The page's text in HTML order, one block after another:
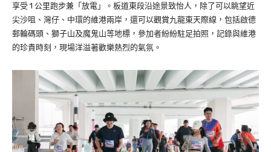
享受 1 公里跑步兼「放電」。板道東段沿途景致怡人，除了可以眺望近
尖沙咀、灣仔、中環的維港兩岸，還可以觀賞九龍東天際線，包括啟德
郵輪碼頭、獅子山及魔鬼山等地標，參加者紛紛駐足拍照，記錄與維港
的珍貴時刻，現場洋溢著歡樂熱烈的氣氛。